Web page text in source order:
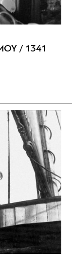
/ 1341